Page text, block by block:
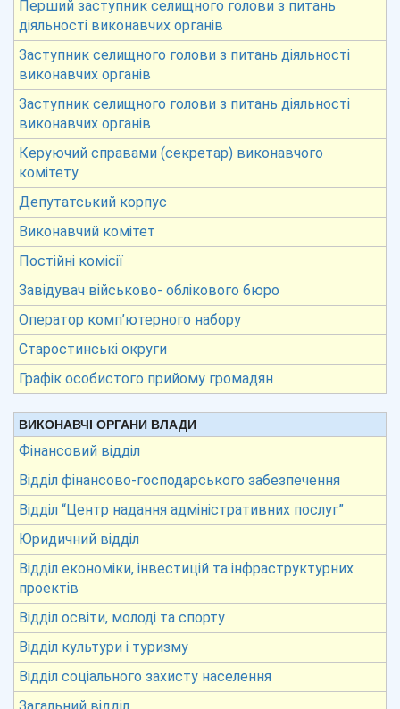
Перший заступник селищного голови з питань
діяльності виконавчих органів
Заступник селищного голови з питань діяльності
виконавчих органів
Заступник селищного голови з питань діяльності
виконавчих органів
Керуючий справами (секретар) виконавчого
комітету
Депутатський корпус
Виконавчий комітет
Постійні комісії
Завідувач військово- облікового бюро
Оператор комп’ютерного набору
Старостинські округи
Графік особистого прийому громадян
ВИКОНАВЧІ ОРГАНИ ВЛАДИ
Фінансовий відділ
Відділ фінансово-господарського забезпечення
Відділ “Центр надання адміністративних послуг”
Юридичний відділ
Відділ економіки, інвестицій та інфраструктурних
проектів
Відділ освіти, молоді та спорту
Відділ культури і туризму
Відділ соціального захисту населення